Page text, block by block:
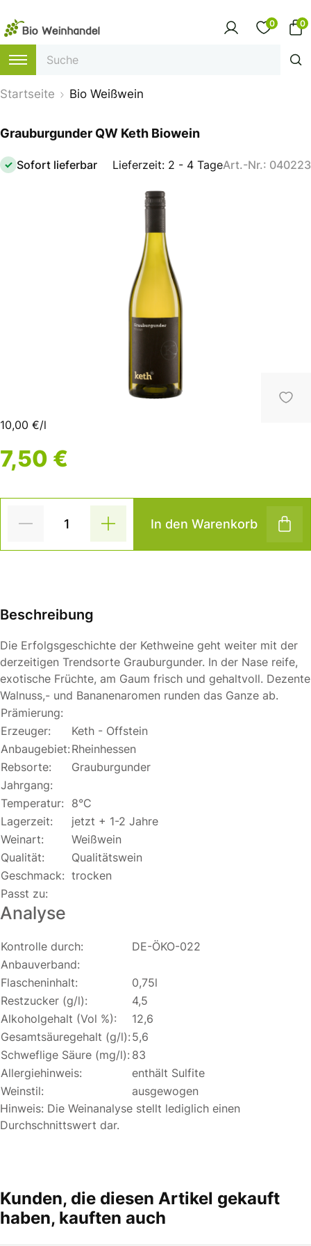
0 0
Startseite Bio Weißwein
Grauburgunder QW Keth Biowein
Sofort lieferbar Lieferzeit: 2 - 4 TageArt.-Nr.: 040223
10,00 €/l
7,50 €
In den Warenkorb
Beschreibung
Die Erfolgsgeschichte der Kethweine geht weiter mit der
derzeitigen Trendsorte Grauburgunder. In der Nase reife,
exotische Früchte, am Gaum frisch und gehaltvoll. Dezente
Walnuss,- und Bananenaromen runden das Ganze ab.
Prämierung:
Erzeuger:
Keth - Offstein
Anbaugebiet:Rheinhessen
Rebsorte:
Grauburgunder
Jahrgang:
Temperatur: 8°C
Lagerzeit:
jetzt + 1-2 Jahre
Weinart:
Weißwein
Qualität:
Qualitätswein
Geschmack: trocken
Passt zu:
Analyse
Kontrolle durch:
DE-ÖKO-022
Anbauverband:
Flascheninhalt:
0,75l
Restzucker (g/l):
4,5
Alkoholgehalt (Vol %):
12,6
Gesamtsäuregehalt (g/l):5,6
Schweflige Säure (mg/l): 83
Allergiehinweis:
enthält Sulfite
Weinstil:
ausgewogen
Hinweis: Die Weinanalyse stellt lediglich einen
Durchschnittswert dar.
Kunden, die diesen Artikel gekauft
haben, kauften auch